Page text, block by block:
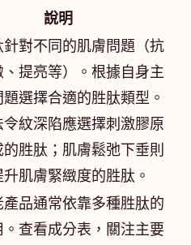
說明
針對不同的肌膚問題（抗
提亮等）。根據自身主
選擇合適的胜肽類型。
紋深陷應選擇刺激膠原
胜肽；肌膚鬆弛下垂則
肌膚緊緻度的胜肽。
品通常依靠多種胜肽的
查看成分表，關注主要